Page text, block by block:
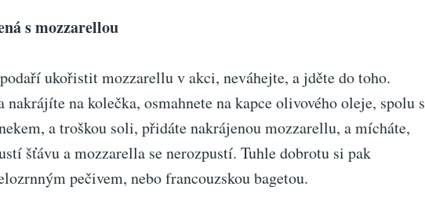
s mozzarellou
ukořistit mozzarellu v akci, neváhejte, a jděte do toho.
nakrájíte na kolečka, osmahnete na kapce olivového oleje, spolu s
a troškou soli, přidáte nakrájenou mozzarellu, a mícháte,
šťávu a mozzarella se nerozpustí. Tuhle dobrotu si pak
pečivem, nebo francouzskou bagetou.